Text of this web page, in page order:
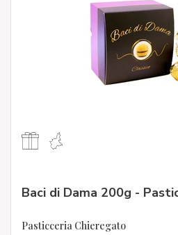
Baci di Dama 200g -
Pasticceria Chieregato